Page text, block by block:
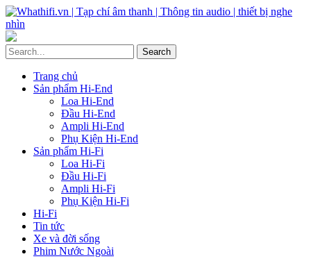
Trang chủ
Sản phẩm Hi-End
Loa Hi-End
Đầu Hi-End
Ampli Hi-End
Phụ Kiện Hi-End
Sản phẩm Hi-Fi
Loa Hi-Fi
Đầu Hi-Fi
Ampli Hi-Fi
Phụ Kiện Hi-Fi
Hi-Fi
Tin tức
Xe và đời sống
Phim Nước Ngoài